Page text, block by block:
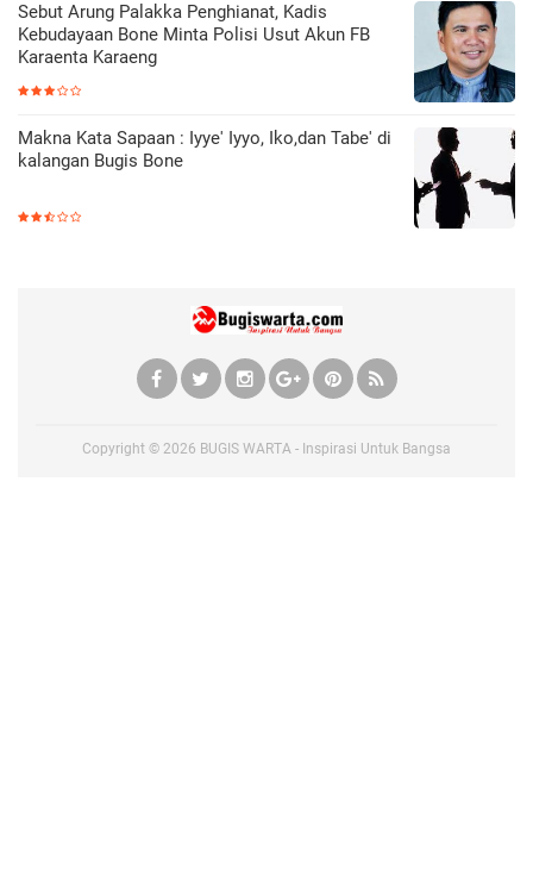
Sebut Arung Palakka Penghianat, Kadis
Kebudayaan Bone Minta Polisi Usut Akun FB
Karaenta Karaeng
Makna Kata Sapaan : Iyye' Iyyo, Iko,dan Tabe' di
kalangan Bugis Bone
Copyright © 2026 BUGIS WARTA - Inspirasi Untuk Bangsa